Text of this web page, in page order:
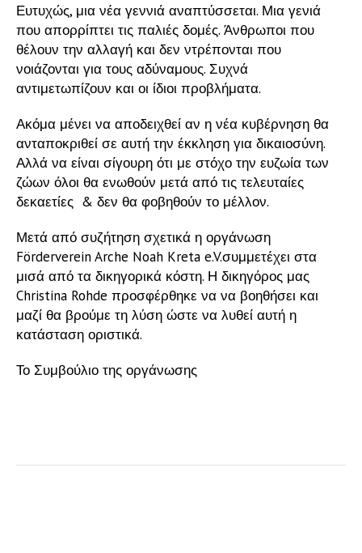
Ευτυχώς, μια νέα γεννιά αναπτύσσεται. Μια γενιά
που απορρίπτει τις παλιές δομές. Άνθρωποι που
θέλουν την αλλαγή και δεν ντρέπονται που
νοιάζονται για τους αδύναμους. Συχνά
αντιμετωπίζουν και οι ίδιοι προβλήματα.
Ακόμα μένει να αποδειχθεί αν η νέα κυβέρνηση θα
ανταποκριθεί σε αυτή την έκκληση για δικαιοσύνη.
Αλλά να είναι σίγουρη ότι με στόχο την ευζωία των
ζώων όλοι θα ενωθούν μετά από τις τελευταίες
δεκαετίες & δεν θα φοβηθούν το μέλλον.
Μετά από συζήτηση σχετικά η οργάνωση
Förderverein Arche Noah Kreta e.V.συμμετέχει στα
μισά από τα δικηγορικά κόστη. Η δικηγόρος μας
Christina Rohde προσφέρθηκε να να βοηθήσει και
μαζί θα βρούμε τη λύση ώστε να λυθεί αυτή η
κατάσταση οριστικά.
Το Συμβούλιο της οργάνωσης